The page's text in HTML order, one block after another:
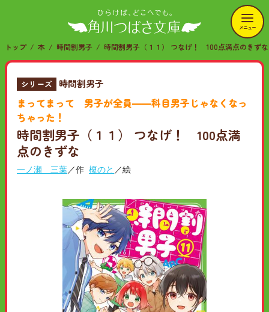
メニュー
トップ 本 時間割男子 時間割男子（１１） つなげ！ 100点満点のきずな
シリーズ 時間割男子
まってまって 男子が全員――科目男子じゃなくなっ
ちゃった！
時間割男子（１１） つなげ！ 100点満
点のきずな
一ノ瀬 三葉／作 榎のと ／絵